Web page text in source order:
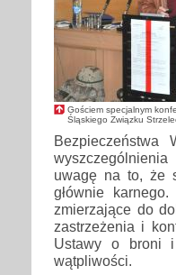
Gościem specjalnym
Śląskiego Związku
Bezpieczeństwa
uwagę na to, że
głównie
zmierzające do
zastrzeżenia i
Ustawy o broni i
wątpliwości.